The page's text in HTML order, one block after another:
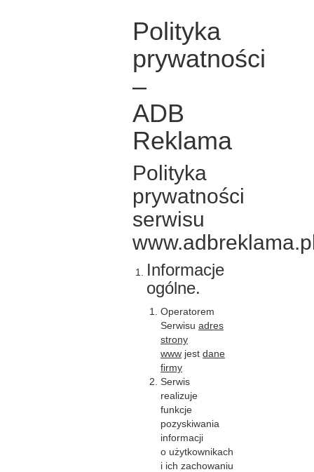
Polityka
prywatności
–
ADB
Reklama
Polityka
prywatności
serwisu
Informacje
ogólne.
Operatorem
Serwisu adres
strony
www jest dane
firmy
Serwis
realizuje
funkcje
pozyskiwania
informacji
o użytkownikach
i ich zachowaniu